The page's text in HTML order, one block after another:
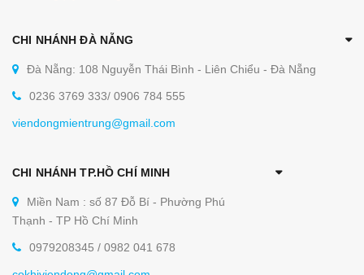
CHI NHÁNH ĐÀ NẴNG
Đà Nẵng: 108 Nguyễn Thái Bình - Liên Chiểu - Đà Nẵng
0236 3769 333/ 0906 784 555
viendongmientrung@gmail.com
CHI NHÁNH TP.HỒ CHÍ MINH
Miền Nam : số 87 Đỗ Bí - Phường Phú
Thạnh - TP Hồ Chí Minh
0979208345 / 0982 041 678